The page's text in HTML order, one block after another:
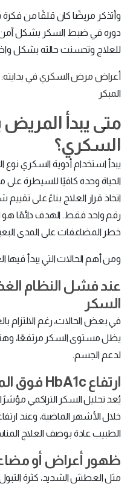
وأتذكر مريضًا كان قلقًا من
دوره في ضبط السكر بشكل آمن
للعلاج وتحسنت حالته بشكل
أعراض مرض السكري في بدايته
المبكر
متى يبدأ المريض
السكري؟
يبدأ استخدام أدوية السكري نوع
الحياة وحده كافيًا للسيطرة
اتخاذ قرار العلاج بناءً على
رقم واحد فقط. الهدف دائمًا هو
خطر المضاعفات على المدى
ومن أهم الحالات التي يبدأ فيها
عند فشل النظام
السكر
في بعض الحالات، رغم الالتزام
يظل مستوى السكر مرتفعًا، وهنا
لدعم الجسم.
ارتفاع HbA1c فوق المستوى الطبيعي
يُعد تحليل السكر التراكمي
خلال الأشهر الماضية، وعند
الطبيب عادة بوصف العلاج
ظهور أعراض أو
مثل العطش الشديد، كثرة التبول،